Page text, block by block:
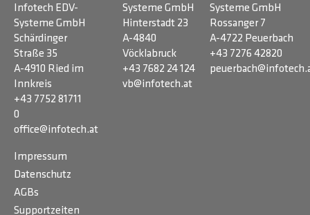
Infotech EDV-
Systeme GmbH
Schärdinger
Straße 35
A-4910 Ried im
Innkreis
+43 7752 81711
0
office@infotech.at
Systeme GmbH
Hinterstadt 23
A-4840
Vöcklabruck
+43 7682 24 124
vb@infotech.at
Systeme GmbH
Rossanger 7
A-4722 Peuerbach
+43 7276 42820
Impressum
Datenschutz
AGBs
Supportzeiten